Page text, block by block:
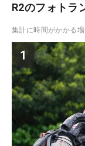
R2のフォトラ
集計に時間がかかる場
1